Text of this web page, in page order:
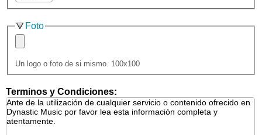
Foto
Un logo o foto de si mismo. 100x100
Terminos y Condiciones: